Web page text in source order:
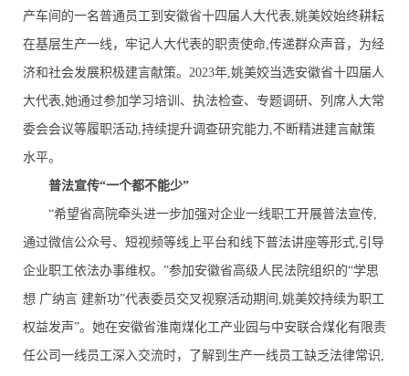
产车间的一名普通员工到安徽省十四届人大代表,姚美姣始终耕耘
在基层生产一线，牢记人大代表的职责使命,传递群众声音，为经
济和社会发展积极建言献策。2023年,姚美姣当选安徽省十四届人
大代表,她通过参加学习培训、执法检查、专题调研、列席人大常
委会会议等履职活动,持续提升调查研究能力,不断精进建言献策
水平。
普法宣传“一个都不能少”
“希望省高院牵头进一步加强对企业一线职工开展普法宣传,
通过微信公众号、短视频等线上平台和线下普法讲座等形式,引导
企业职工依法办事维权。”参加安徽省高级人民法院组织的“学思
想 广纳言 建新功”代表委员交叉视察活动期间,姚美姣持续为职工
权益发声”。她在安徽省淮南煤化工产业园与中安联合煤化有限责
任公司一线员工深入交流时，了解到生产一线员工缺乏法律常识,